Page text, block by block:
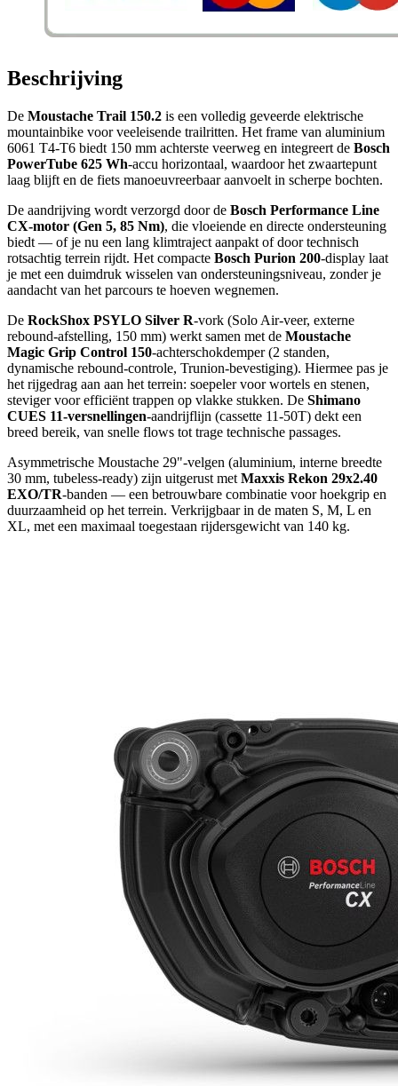
Beschrijving
De Moustache Trail 150.2 is een volledig geveerde elektrische
mountainbike voor veeleisende trailritten. Het frame van aluminium
6061 T4-T6 biedt 150 mm achterste veerweg en integreert de Bosch
PowerTube 625 Wh-accu horizontaal, waardoor het zwaartepunt
laag blijft en de fiets manoeuvreerbaar aanvoelt in scherpe bochten.
De aandrijving wordt verzorgd door de Bosch Performance Line
CX-motor (Gen 5, 85 Nm), die vloeiende en directe ondersteuning
biedt — of je nu een lang klimtraject aanpakt of door technisch
rotsachtig terrein rijdt. Het compacte Bosch Purion 200-display laat
je met een duimdruk wisselen van ondersteuningsniveau, zonder je
aandacht van het parcours te hoeven wegnemen.
De RockShox PSYLO Silver R-vork (Solo Air-veer, externe
rebound-afstelling, 150 mm) werkt samen met de Moustache
Magic Grip Control 150-achterschokdemper (2 standen,
dynamische rebound-controle, Trunion-bevestiging). Hiermee pas je
het rijgedrag aan aan het terrein: soepeler voor wortels en stenen,
steviger voor efficiënt trappen op vlakke stukken. De Shimano
CUES 11-versnellingen-aandrijflijn (cassette 11-50T) dekt een
breed bereik, van snelle flows tot trage technische passages.
Asymmetrische Moustache 29"-velgen (aluminium, interne breedte
30 mm, tubeless-ready) zijn uitgerust met Maxxis Rekon 29x2.40
EXO/TR-banden — een betrouwbare combinatie voor hoekgrip en
duurzaamheid op het terrein. Verkrijgbaar in de maten S, M, L en
XL, met een maximaal toegestaan rijdersgewicht van 140 kg.